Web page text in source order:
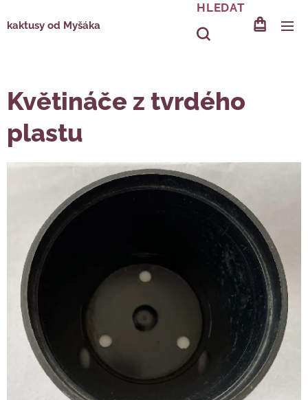
kaktusy od Myšáka
HLEDAT
Květináče z tvrdého
plastu